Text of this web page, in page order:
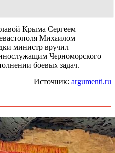
Крыма Сергеем
Михаилом
министр вручил
Черноморского
боевых задач.
Источник: argumenti.ru